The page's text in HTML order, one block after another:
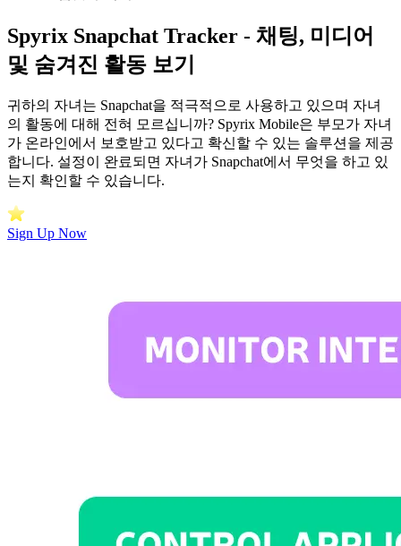
Spyrix Snapchat Tracker - 채팅, 미디어
및 숨겨진 활동 보기
귀하의 자녀는 Snapchat을 적극적으로 사용하고 있으며 자녀
의 활동에 대해 전혀 모르십니까? Spyrix Mobile은 부모가 자녀
가 온라인에서 보호받고 있다고 확신할 수 있는 솔루션을 제공
합니다. 설정이 완료되면 자녀가 Snapchat에서 무엇을 하고 있
는지 확인할 수 있습니다.
Sign Up Now